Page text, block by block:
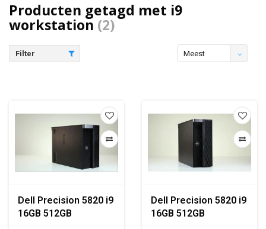
Producten getagd met i9
workstation (2)
Filter
Meest
Dell Precision 5820 i9
16GB 512GB
Dell Precision 5820 i9
16GB 512GB